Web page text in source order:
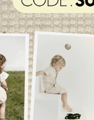
Corde à
Lea Djeco
17,95$CA